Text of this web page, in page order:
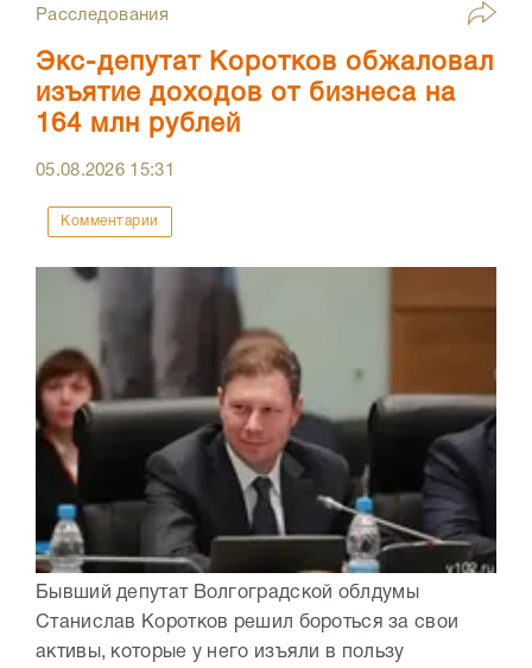
Расследования
Экс-депутат Коротков обжаловал
изъятие доходов от бизнеса на
164 млн рублей
05.08.2026 15:31
Комментарии
Бывший депутат Волгоградской облдумы
Станислав Коротков решил бороться за свои
активы, которые у него изъяли в пользу